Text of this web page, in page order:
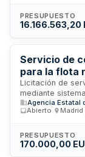
operación y
equipamiento
necesarias para
con la
PRESUPUESTO
16.166.563,20
Servicio de
para la flota
Licitación de
mediante
mensajería y
equipos
imprescindible
ágiles entre
Agencia Estatal
Abierto
Madrid
PRESUPUESTO
170.000,00